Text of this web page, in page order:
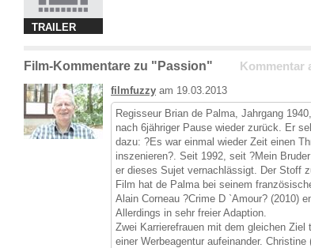
TRAILER
Film-Kommentare zu "Passion" Kommentar
filmfuzzy am 19.03.2013
Regisseur Brian de Palma, Jahrgang
nach 6jähriger Pause wieder zurück. Er
dazu: ?Es war einmal wieder Zeit einen
inszenieren?. Seit 1992, seit ?Mein
er dieses Sujet vernachlässigt. Der Stoff
Film hat de Palma bei seinem
Alain Corneau ?Crime D `Amour? (2010)
Allerdings in sehr freier Adaption.
Zwei Karrierefrauen mit dem gleichen Ziel
einer Werbeagentur aufeinander. Christine